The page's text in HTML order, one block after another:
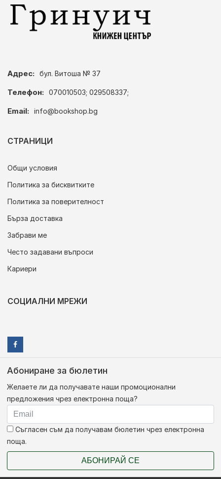
Адрес: бул. Витоша № 37
Телефон: 070010503; 029508337;
Email: info@bookshop.bg
СТРАНИЦИ
Общи условия
Политика за бисквитките
Политика за поверителност
Бърза доставка
Забрави ме
Често задавани въпроси
Кариери
СОЦИАЛНИ МРЕЖИ
Абониране за бюлетин
Желаете ли да получавате наши промоционални
предложения чрез електронна поща?
Съгласен съм да получавам бюлетин чрез електронна
поща.
АБОНИРАЙ СЕ